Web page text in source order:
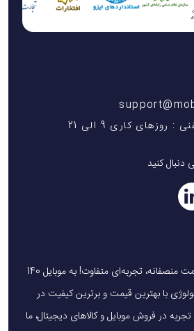
کاری 9 الی 21
دنبال کنید
یک خرید هوشمندانه ، قیمت منصفانه، تجربه‌ای متفاوت! به موبایل 140
با بهترین قیمت و برترین کیفیت در
شماست! با 28 سال تجربه در فروش موبایل و کالاهای دیجیتال، ما